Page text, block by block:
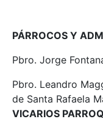
PÁRROCOS Y
Pbro. Jorge
Pbro. Leandro
de Santa Rafaela
VICARIOS